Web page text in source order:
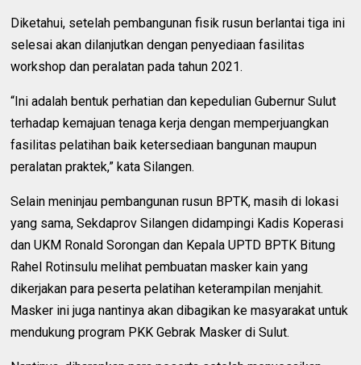
Diketahui, setelah pembangunan fisik rusun berlantai tiga ini
selesai akan dilanjutkan dengan penyediaan fasilitas
workshop dan peralatan pada tahun 2021.
“Ini adalah bentuk perhatian dan kepedulian Gubernur Sulut
terhadap kemajuan tenaga kerja dengan memperjuangkan
fasilitas pelatihan baik ketersediaan bangunan maupun
peralatan praktek,” kata Silangen.
Selain meninjau pembangunan rusun BPTK, masih di lokasi
yang sama, Sekdaprov Silangen didampingi Kadis Koperasi
dan UKM Ronald Sorongan dan Kepala UPTD BPTK Bitung
Rahel Rotinsulu melihat pembuatan masker kain yang
dikerjakan para peserta pelatihan keterampilan menjahit.
Masker ini juga nantinya akan dibagikan ke masyarakat untuk
mendukung program PKK Gebrak Masker di Sulut.